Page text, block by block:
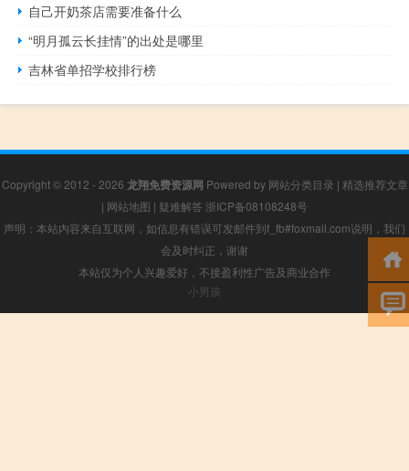
自己开奶茶店需要准备什么
“明月孤云长挂情”的出处是哪里
吉林省单招学校排行榜
Copyright © 2012 - 2026 龙翔免费资源网 Powered by 网站分类目录 | 精选推荐文章
| 网站地图 | 疑难解答 浙ICP备08108248号
声明：本站内容来自互联网，如信息有错误可发邮件到f_fb#foxmail.com说明，我们
会及时纠正，谢谢
本站仅为个人兴趣爱好，不接盈利性广告及商业合作
小男孩